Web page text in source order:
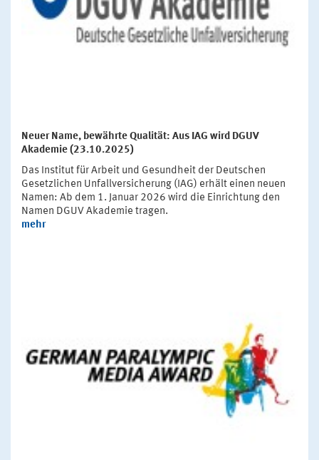
Neuer Name, bewährte Qualität: Aus IAG wird DGUV
Akademie (23.10.2025)
Das Institut für Arbeit und Gesundheit der Deutschen
Gesetzlichen Unfallversicherung (IAG) erhält einen neuen
Namen: Ab dem 1. Januar 2026 wird die Einrichtung den
Namen DGUV Akademie tragen.
mehr